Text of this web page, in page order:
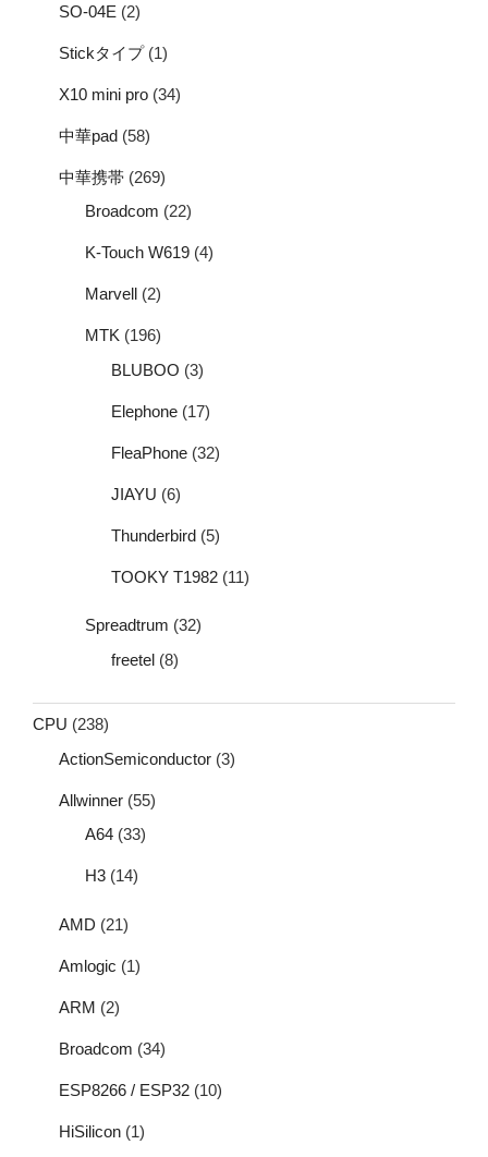
SO-04E (2)
Stickタイプ(1)
X10 mini pro (34)
中華pad (58)
中華携帯 (269)
Broadcom (22)
K-Touch W619 (4)
Marvell (2)
MTK (196)
BLUBOO (3)
Elephone (17)
FleaPhone (32)
JIAYU (6)
Thunderbird (5)
TOOKY T1982 (11)
Spreadtrum (32)
freetel (8)
CPU (238)
ActionSemiconductor (3)
Allwinner (55)
A64 (33)
H3 (14)
AMD (21)
Amlogic (1)
ARM (2)
Broadcom (34)
ESP8266 / ESP32 (10)
HiSilicon (1)